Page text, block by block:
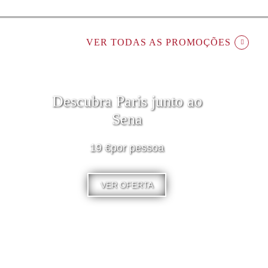
VER TODAS AS PROMOÇÕES
Descubra Paris junto ao
Sena
19 €por pessoa
VER OFERTA